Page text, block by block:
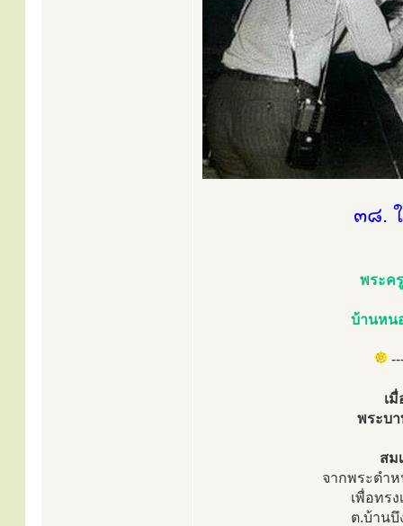
๓๘.
พระค
บ้านหน
เ
พระบา
สม
จากพระตำ
เพื่อทร
ต.บ้านบึ